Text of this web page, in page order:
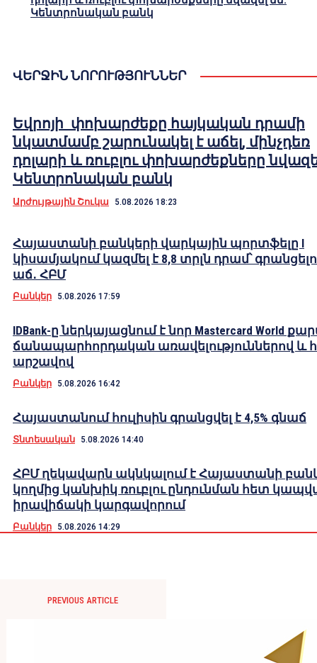
Կենտրոնական բանկ
ՎԵՐՋԻՆ ՆՈՐՈՒԹՅՈՒՆՆԵՐ
Եվրոյի փոխարժեքը հայկական դրամի
նկատմամբ շարունակել է աճել, մինչդեռ
դոլարի և ռուբլու փոխարժեքները
Կենտրոնական բանկ
Արժույթային Շուկա 5.08.2026 18:23
Հայաստանի բանկերի վարկային պորտֆելը I
կիսամյակում կազմել է 8,8 տրլն դրամ՝
աճ․ ՀԲՄ
Բանկեր 5.08.2026 17:59
IDBank-ը ներկայացնում է նոր Mastercard World
ճանապարհորդական առավելություններով և
արշավով
Բանկեր 5.08.2026 16:42
Հայաստանում հուլիսին գրանցվել է 4,5% գնաճ
Տնտեսական 5.08.2026 14:40
ՀԲՄ ղեկավարն ակնկալում է Հայաստանի
կողմից կանխիկ ռուբլու ընդունման հետ
իրավիճակի կարգավորում
Բանկեր 5.08.2026 14:29
PREVIOUS ARTICLE